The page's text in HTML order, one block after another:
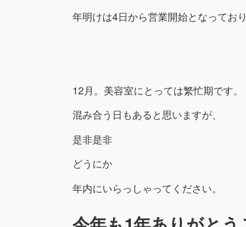
年明けは4日から営業開始となっており
12月。美容室にとっては繁忙期です。
混み合う日もあると思いますが、
是非是非
どうにか
年内にいらっしゃってください。